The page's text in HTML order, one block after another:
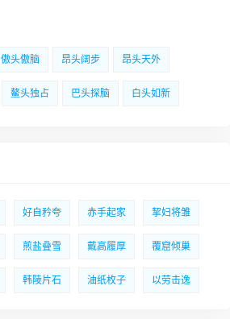
傲头傲脑 昂头阔步 昂头天外
鳌头独占 巴头探脑 白头如新
好自矜夸 赤手起家 挈妇将雏
煎盐叠雪 戴高履厚 覆窟倾巢
韩陵片石 油纸枚子 以劳击逸